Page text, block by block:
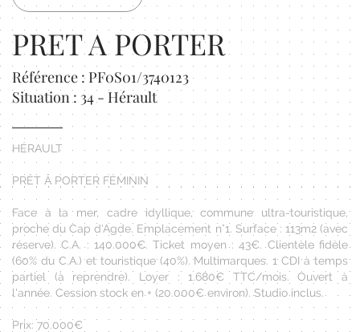
PRET A PORTER
Référence : PF0S01/3740123
Situation : 34 - Hérault
HÉRAULT
PRÊT À PORTER FÉMININ
Face à la mer, cadre idyllique, commune ultra-touristique,
proche du Cap d'Agde. Emplacement n°1. Surface : 113m2 (avec
réserve). C.A. : 140.000€. Ticket moyen : 43€. Clientèle fidèle
(60% du C.A.) et touristique (40%). Multimarques. 1 CDI à temps
partiel (à reprendre). Loyer : 1.680€ TTC/mois. Ouvert à
l'année. Cession stock en + (20.000€ environ). Studio inclus.
Prix: 70.000€